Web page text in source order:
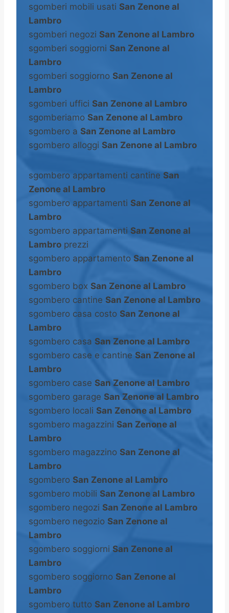
sgomberi mobili usati San Zenone al
Lambro
sgomberi negozi San Zenone al Lambro
sgomberi soggiorni San Zenone al
Lambro
sgomberi soggiorno San Zenone al
Lambro
sgomberi uffici San Zenone al Lambro
sgomberiamo San Zenone al Lambro
sgombero a San Zenone al Lambro
sgombero alloggi San Zenone al Lambro
sgombero appartamenti cantine San
Zenone al Lambro
sgombero appartamenti San Zenone al
Lambro
sgombero appartamenti San Zenone al
Lambro prezzi
sgombero appartamento San Zenone al
Lambro
sgombero box San Zenone al Lambro
sgombero cantine San Zenone al Lambro
sgombero casa costo San Zenone al
Lambro
sgombero casa San Zenone al Lambro
sgombero case e cantine San Zenone al
Lambro
sgombero case San Zenone al Lambro
sgombero garage San Zenone al Lambro
sgombero locali San Zenone al Lambro
sgombero magazzini San Zenone al
Lambro
sgombero magazzino San Zenone al
Lambro
sgombero San Zenone al Lambro
sgombero mobili San Zenone al Lambro
sgombero negozi San Zenone al Lambro
sgombero negozio San Zenone al
Lambro
sgombero soggiorni San Zenone al
Lambro
sgombero soggiorno San Zenone al
Lambro
sgombero tutto San Zenone al Lambro